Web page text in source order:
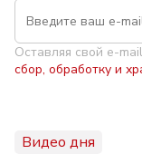
Оставляя свой e-
сбор, обработку и
Видео дня